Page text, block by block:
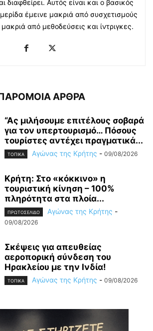
διαφθείρει. Αυτός είναι και ο βασικός
έμεινε μακριά από συσχετισμούς
από μεθοδεύσεις και ίντριγκες.
ΑΡΘΡΑ
“Ας μιλήσουμε επιτέλους σοβαρά
για τον υπερτουρισμό… Πόσους
τουρίστες αντέχει πραγματικά...
ΤΟΠΙΚΑ Αγώνας της Κρήτης - 09/08/2026
Κρήτη: Στο «κόκκινο» η
τουριστική κίνηση – 100%
πληρότητα στα πλοία...
ΠΡΩΤΟΣΕΛΙΔΟ Αγώνας της Κρήτης -
09/08/2026
Σκέψεις για απευθείας
αεροπορική σύνδεση του
Ηρακλείου με την Ινδία!
ΤΟΠΙΚΑ Αγώνας της Κρήτης - 09/08/2026